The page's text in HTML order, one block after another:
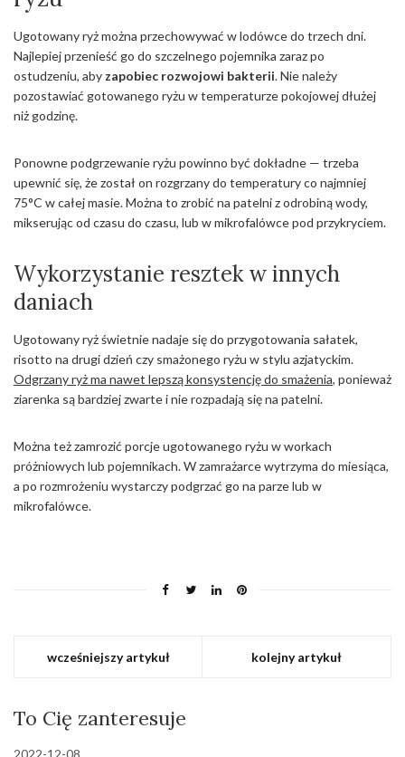
Ugotowany ryż można przechowywać w lodówce do trzech dni.
Najlepiej przenieść go do szczelnego pojemnika zaraz po
ostudzeniu, aby zapobiec rozwojowi bakterii. Nie należy
pozostawiać gotowanego ryżu w temperaturze pokojowej dłużej
niż godzinę.
Ponowne podgrzewanie ryżu powinno być dokładne — trzeba
upewnić się, że został on rozgrzany do temperatury co najmniej
75°C w całej masie. Można to zrobić na patelni z odrobiną wody,
mikserując od czasu do czasu, lub w mikrofalówce pod przykryciem.
Wykorzystanie resztek w innych
daniach
Ugotowany ryż świetnie nadaje się do przygotowania sałatek,
risotto na drugi dzień czy smażonego ryżu w stylu azjatyckim.
Odgrzany ryż ma nawet lepszą konsystencję do smażenia, ponieważ
ziarenka są bardziej zwarte i nie rozpadają się na patelni.
Można też zamrozić porcje ugotowanego ryżu w workach
próżniowych lub pojemnikach. W zamrażarce wytrzyma do miesiąca,
a po rozmrożeniu wystarczy podgrzać go na parze lub w
mikrofalówce.
wcześniejszy artykuł kolejny artykuł
To Cię zanteresuje
2022-12-08